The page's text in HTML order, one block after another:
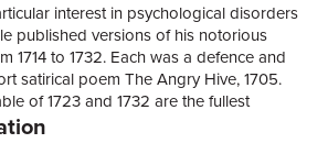
interest in psychological disorders
published versions of his notorious
1714 to 1732. Each was a defence and
satirical poem The Angry Hive, 1705.
of 1723 and 1732 are the fullest
that social benefit is the